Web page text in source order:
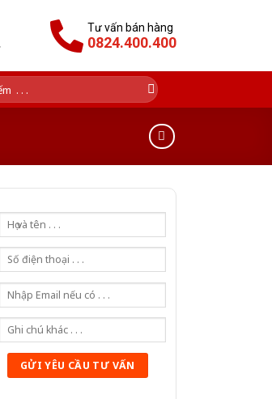
Tư vấn bán hàng
0824.400.400